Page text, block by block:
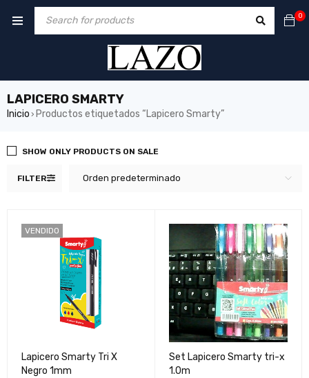
0
LAPICERO SMARTY
Inicio › Productos etiquetados “Lapicero Smarty”
FILTER Orden predeterminado
SHOW ONLY PRODUCTS ON SALE
VENDIDO
Lapicero Smarty Tri X
Negro 1mm
Set Lapicero Smarty tri-x
1.0m